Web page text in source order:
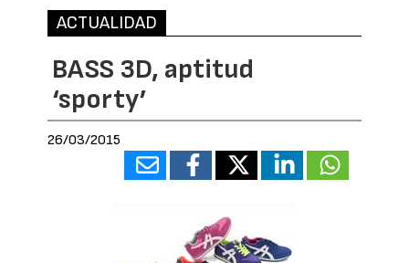
ACTUALIDAD
BASS 3D, aptitud
‘sporty’
26/03/2015